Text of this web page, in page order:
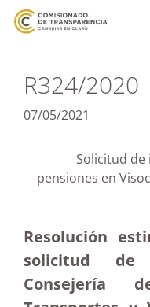
R324/2020
07/05/2021
Solicitud
pensiones en
Resolución
solicitud
Consejería